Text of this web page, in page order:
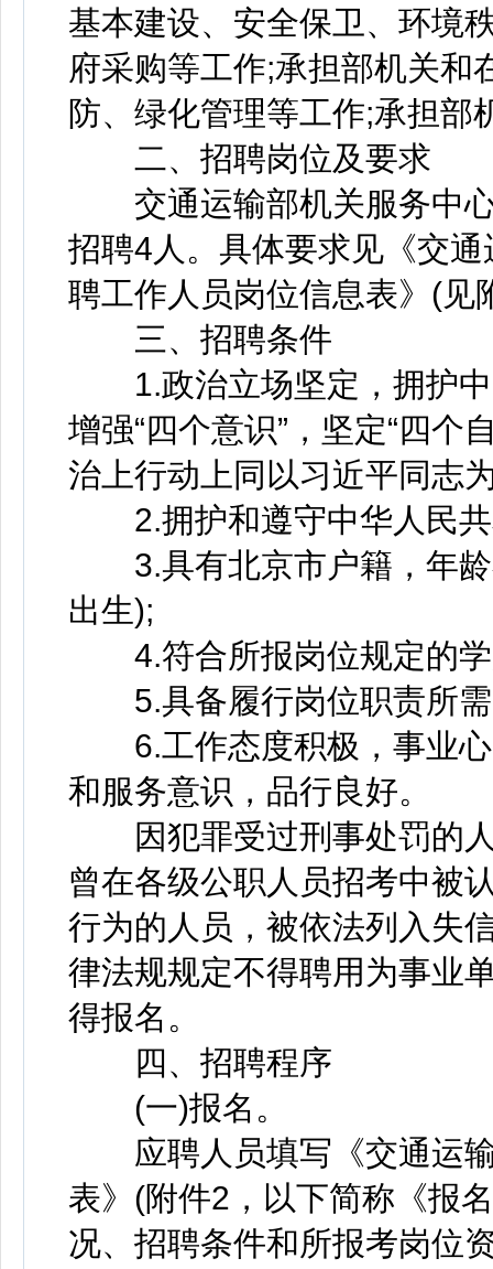
基本建设、安全保卫、环境
府采购等工作;承担部机关和
防、绿化管理等工作;承担部
二、招聘岗位及要求
交通运输部机关服务中心
招聘4人。具体要求见《交
聘工作人员岗位信息表》(见
三、招聘条件
1.政治立场坚定，拥护中
增强“四个意识”，坚定“四个
治上行动上同以习近平同志
2.拥护和遵守中华人民共
3.具有北京市户籍，年龄
出生);
4.符合所报岗位规定的学
5.具备履行岗位职责所需
6.工作态度积极，事业心
和服务意识，品行良好。
因犯罪受过刑事处罚的人
曾在各级公职人员招考中被
行为的人员，被依法列入失
律法规规定不得聘用为事业
得报名。
四、招聘程序
(一)报名。
应聘人员填写《交通运输
表》(附件2，以下简称《报
况、招聘条件和所报考岗位